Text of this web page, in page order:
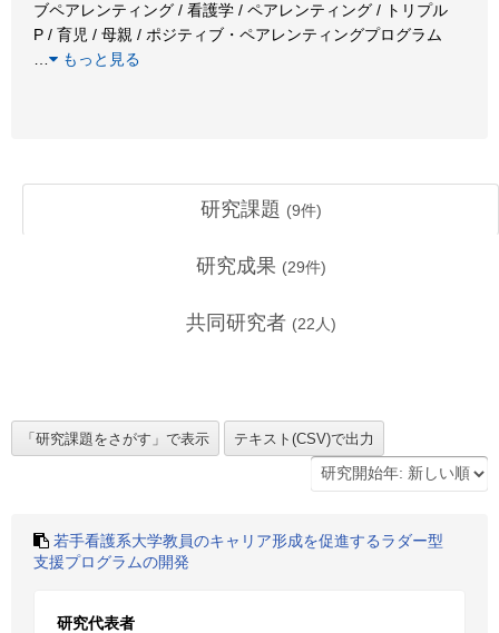
ブペアレンティング / 看護学 / ペアレンティング / トリプル
P / 育児 / 母親 / ポジティブ・ペアレンティングプログラム
もっと見る
研究課題 (9件)
研究成果 (29件)
共同研究者 (22 人)
若手看護系大学教員のキャリア形成を促進するラダー型
支援プログラムの開発
研究代表者